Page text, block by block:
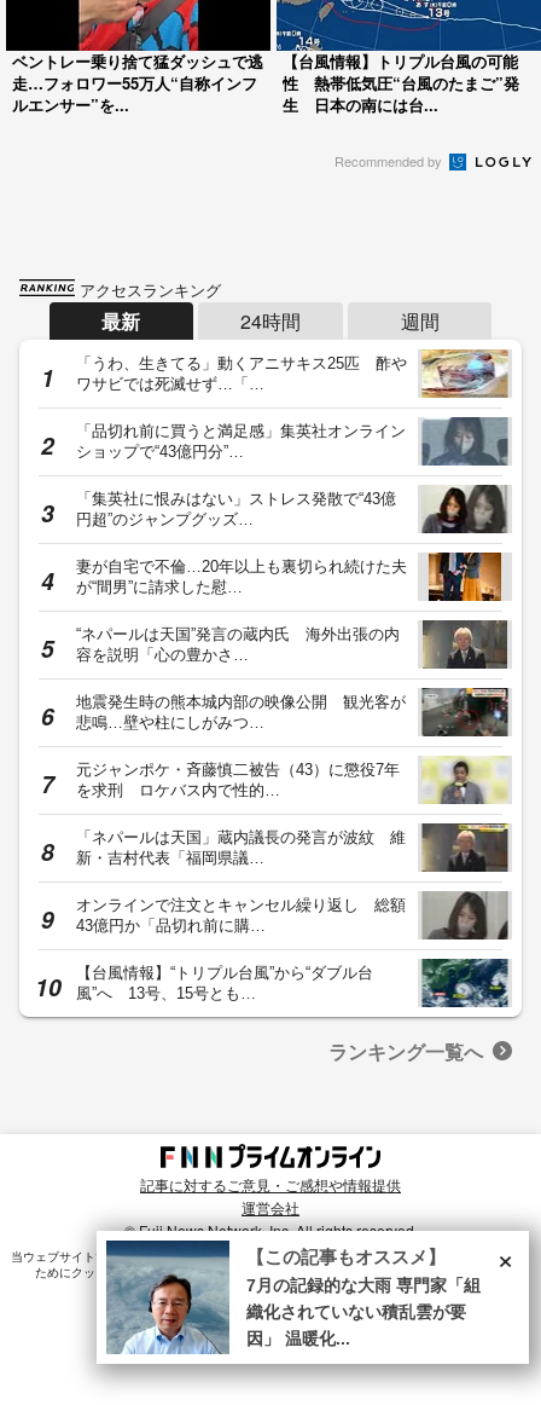
ベントレー乗り捨て猛ダッシュで逃
走…フォロワー55万人“自称インフ
ルエンサー”を...
【台風情報】トリプル台風の可能
性 熱帯低気圧“台風のたまご”発
生 日本の南には台...
Recommended by
アクセスランキング
最新 24時間 週間
「うわ、生きてる」動くアニサキス25匹 酢や
ワサビでは死滅せず…「…
「品切れ前に買うと満足感」集英社オンライン
ショップで“43億円分”…
「集英社に恨みはない」ストレス発散で“43億
円超”のジャンプグッズ…
妻が自宅で不倫…20年以上も裏切られ続けた夫
が“間男”に請求した慰…
“ネパールは天国”発言の蔵内氏 海外出張の内
容を説明「心の豊かさ…
地震発生時の熊本城内部の映像公開 観光客が
悲鳴…壁や柱にしがみつ…
元ジャンポケ・斉藤慎二被告（43）に懲役7年
を求刑 ロケバス内で性的…
「ネパールは天国」蔵内議長の発言が波紋 維
新・吉村代表「福岡県議…
オンラインで注文とキャンセル繰り返し 総額
43億円か「品切れ前に購…
【台風情報】“トリプル台風”から“ダブル台
風”へ 13号、15号とも…
ランキング一覧へ
記事に対するご意見・ご感想や情報提供
運営会社
© Fuji News Network, Inc. All rights reserved.
当ウェブサイトでは、ユーザのニーズ・興味・関⼼に合致したコンテンツや広告配信を提供する
ためにクッキーを使⽤しています。詳細は、プライバシーポリシー をご確認ください。×
【この記事もオススメ】
7月の記録的な大雨 専門家「組
織化されていない積乱雲が要
因」 温暖化...